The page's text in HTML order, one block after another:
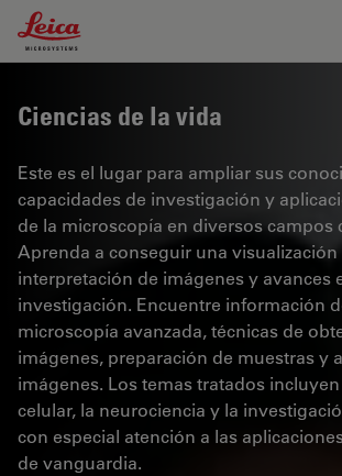
Leica Microsystems Logo
Ciencias de la vida
Este es el lugar para ampliar sus
capacidades de investigación y
de la microscopía en diversos campos
Aprenda a conseguir una visualización
interpretación de imágenes y avances
investigación. Encuentre información
microscopía avanzada, técnicas de
imágenes, preparación de muestras y
imágenes. Los temas tratados
celular, la neurociencia y la
con especial atención a las
de vanguardia.